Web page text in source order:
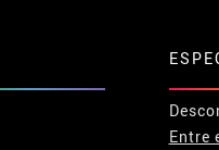
Entre